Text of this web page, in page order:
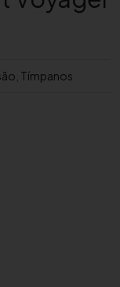
Tímpanos